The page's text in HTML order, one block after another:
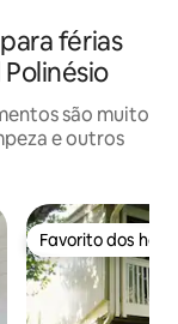
férias
são muito
e outros
Favorito dos
Favorito dos